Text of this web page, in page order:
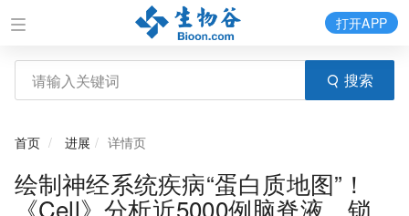
搜索
打开APP
首页 进展 详情页
绘制神经系统疾病“蛋白质地图”！
《Cell》分析近5000例脑脊液，锁